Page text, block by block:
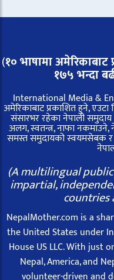
(१० भाषामा अमेरिकाबाट
१७५ भन्दा
International Media &
अमेरिकाबाट प्रकाशित हुने,
संसारभर रहेका नेपाली समुदाय
अलग, स्वतन्त्र, नाफा
समस्त समुदायको स्वयमसेबक र
(A multilingual
impartial,
NepalMother.com is a
the United States under
House US LLC. With just
Nepal, America, and
volunteer-driven and